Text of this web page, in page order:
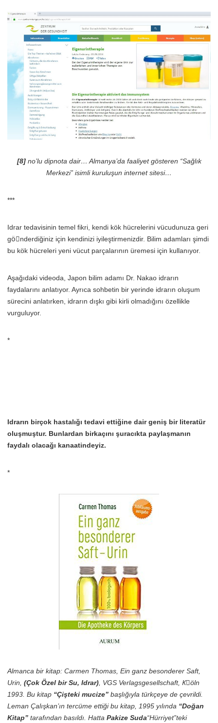
[8]no’lu dipnota dair… Almanya’da faaliyet gösteren “Sağlık
Merkezi” isimli kuruluşun internet sitesi…
***
Idrar tedavisinin temel fikri, kendi kök hücrelerini vücudunuza geri
göِnderdiğiniz için kendinizi iyileştirmenizdir. Bilim adamları şimdi
bu kök hücreleri yeni vücut parçalarının üremesi için kullanıyor.
Aşağıdaki videoda, Japon bilim adamı Dr. Nakao idrarın
faydalarını anlatıyor. Ayrıca sohbetin bir yerinde idrarın oluşum
sürecini anlatırken, idrarın dışkı gibi kirli olmadığını özellikle
vurguluyor.
*
Idrarın birçok hastalığı tedavi ettiğine dair geniş bir literatür
oluşmuştur. Bunlardan birkaçını şuracıkta paylaşmanın
faydalı olacağı kanaatindeyiz.
*
Almanca bir kitap: Carmen Thomas, Ein ganz besonderer Saft,
Urin, (Çok Özel bir Su, Idrar) , VGS Verlagsgesellschaft, Kِöln
1993. Bu kitap “Çişteki mucize” başlığıyla türkçeye de çevrildi.
Leman Çalışkan’ın tercüme ettiği bu kitap, 1995 yılında “Doğan
Kitap” tarafından basıldı. Hatta Pakize Suda“Hürriyet”teki